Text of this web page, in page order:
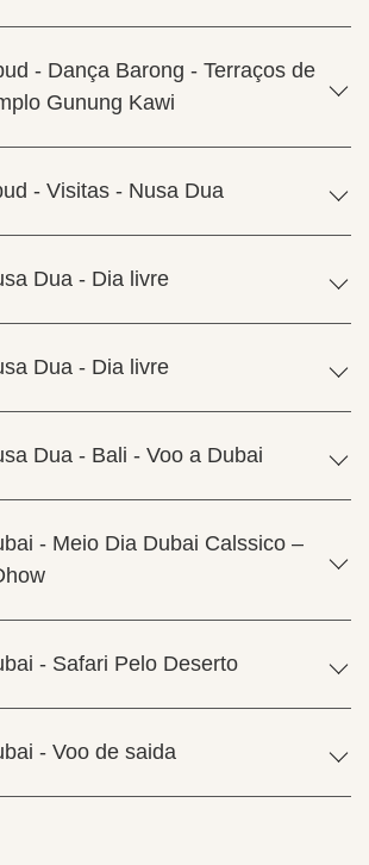
- Dança Barong - Terraços de
Gunung Kawi
- Visitas - Nusa Dua
Dua - Dia livre
Dua - Dia livre
Dua - Bali - Voo a Dubai
- Meio Dia Dubai Calssico –
- Safari Pelo Deserto
- Voo de saida